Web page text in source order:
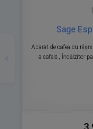
Sage
Aparat de cafea cu
a cafelei, Încălzitor